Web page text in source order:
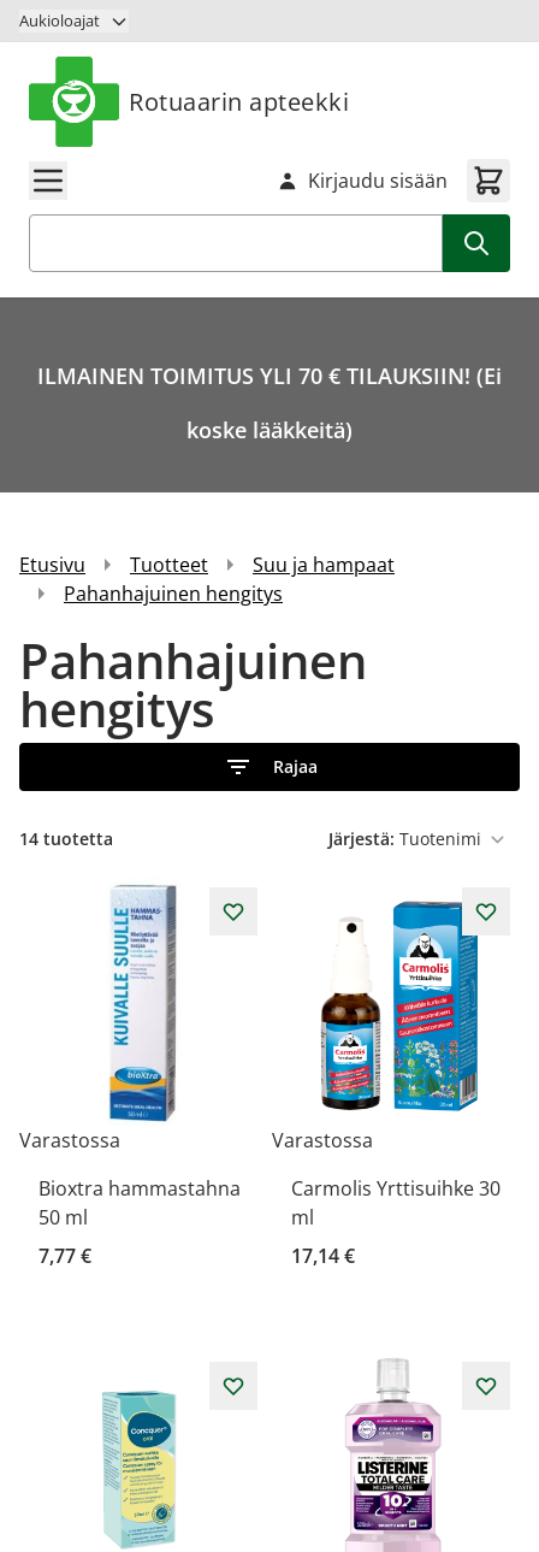
Siirry sisältöön
Aukioloajat
Rotuaarin apteekki
Kirjaudu sisään
ILMAINEN TOIMITUS YLI 70 € TILAUKSIIN! (Ei
koske lääkkeitä)
Etusivu Tuotteet
Suu ja hampaat
Pahanhajuinen hengitys
Pahanhajuinen
hengitys
Rajaa
14 tuotetta Järjestä:
Varastossa
Bioxtra hammastahna
50 ml
7,77 €
Varastossa
Carmolis Yrttisuihke 30
ml
17,14 €